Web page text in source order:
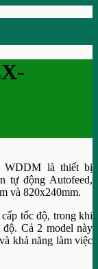
WDDM là thiết bị
tự động Autofeed,
và 820x240mm.
tốc độ, trong khi
Cả 2 model này
khả năng làm việc